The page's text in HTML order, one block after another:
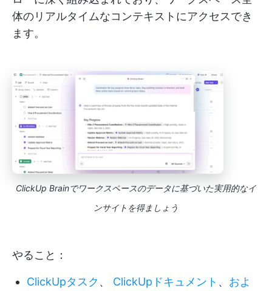
体のリアルタイムなコンテキストにアクセスでき
ます。
ClickUp Brainでワークスペースのデータに基づいた実用的なイ
ンサイトを得ましょう
やること：
ClickUpタスク 、 ClickUpドキュメント 、 およ